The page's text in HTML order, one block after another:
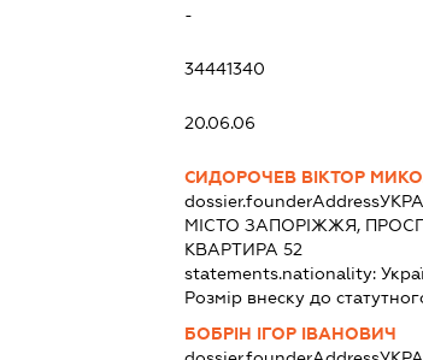
-
34441340
20.06.06
СИДОРОЧЕВ ВІКТОР
dossier.founderAddress
МІСТО ЗАПОРІЖЖЯ,
КВАРТИРА 52
statements.nationality:
Розмір внеску до
БОБРІН ІГОР ІВАНОВИЧ